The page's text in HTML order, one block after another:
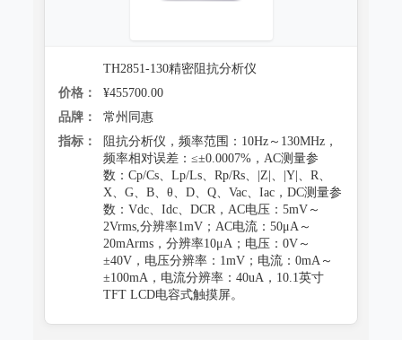
TH2851-130精密阻抗分析仪
价格：
¥455700.00
品牌：
常州同惠
指标：
阻抗分析仪，频率范围：10Hz～130MHz，
频率相对误差：≤±0.0007%，AC测量参
数：Cp/Cs、Lp/Ls、Rp/Rs、|Z|、|Y|、R、
X、G、B、θ、D、Q、Vac、Iac，DC测量参
数：Vdc、Idc、DCR，AC电压：5mV～
2Vrms,分辨率1mV；AC电流：50μA～
20mArms，分辨率10μA；电压：0V～
±40V，电压分辨率：1mV；电流：0mA～
±100mA，电流分辨率：40uA，10.1英寸
TFT LCD电容式触摸屏。